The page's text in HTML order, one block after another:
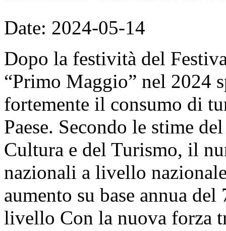
Date: 2024-05-14
Dopo la festività del
“Primo Maggio” nel 2024
fortemente il consumo di
Paese. Secondo le stime
Cultura e del Turismo, il
nazionali a livello
aumento su base annua
livello Con la nuova forza